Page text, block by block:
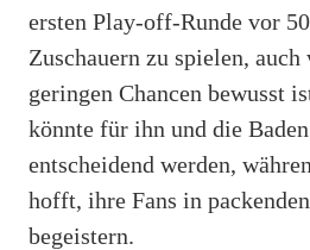
ersten Play-off-Runde vor
Zuschauern zu spielen,
geringen Chancen bewusst
könnte für ihn und die
entscheidend werden,
hofft, ihre Fans in
begeistern.